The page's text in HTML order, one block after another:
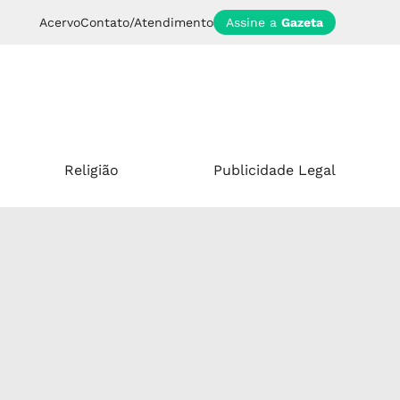
AcervoContato/Atendimento Assine a Gazeta
Religião Publicidade Legal